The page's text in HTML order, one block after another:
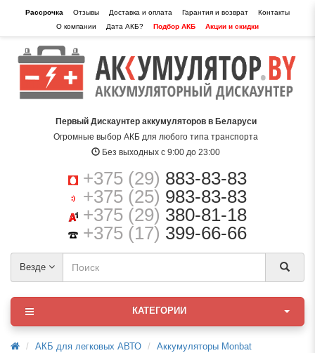
Рассрочка Отзывы Доставка и оплата Гарантия и возврат
Контакты
О компании
Дата АКБ? Подбор АКБ Акции и скидки
Первый Дискаунтер аккумуляторов в Беларуси
Огромные выбор АКБ для любого типа транспорта
Без выходных с 9:00 до 23:00
+375 (29) 883-83-83
+375 (25) 983-83-83
+375 (29) 380-81-18
+375 (17) 399-66-66
Везде
КАТЕГОРИИ
АКБ для легковых АВТО
Аккумуляторы Monbat